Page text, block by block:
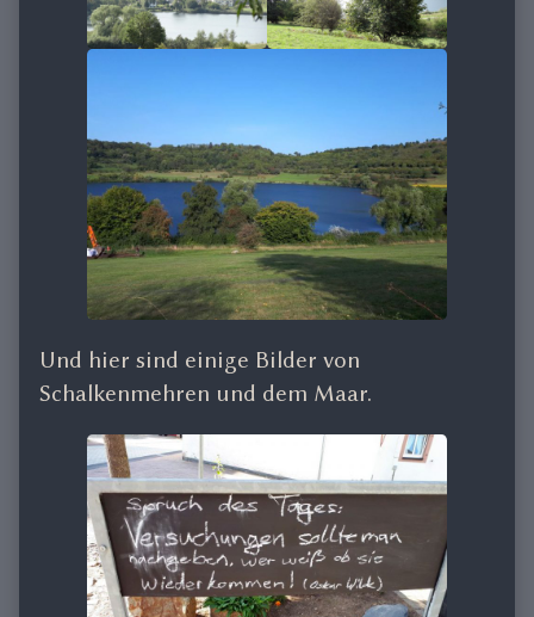
Und hier sind einige Bilder von
Schalkenmehren und dem Maar.